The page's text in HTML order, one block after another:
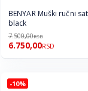
BENYAR Muški ručni
black
7.500,00RSD
6.750,00RSD
-10%